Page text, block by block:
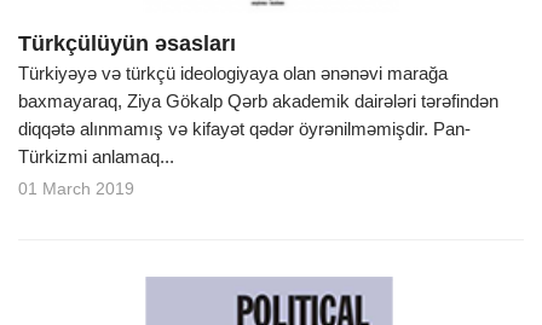
Türkçülüyün əsasları
Türkiyəyə və türkçü ideologiyaya olan ənənəvi marağa
baxmayaraq, Ziya Gökalp Qərb akademik dairələri tərəfindən
diqqətə alınmamış və kifayət qədər öyrənilməmişdir. Pan-
Türkizmi anlamaq...
01 March 2019